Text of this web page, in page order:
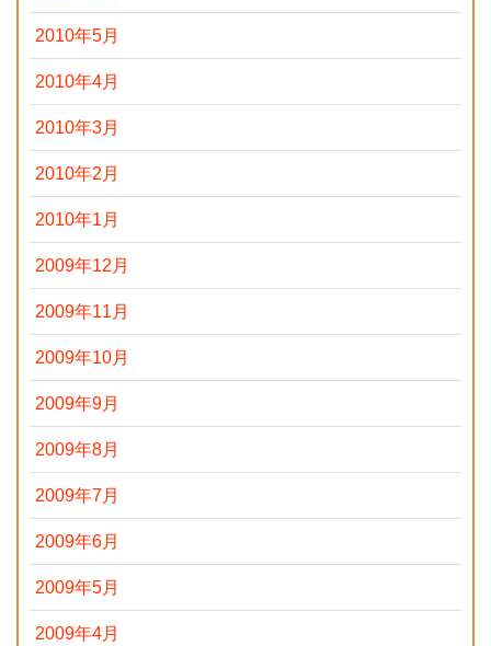
2010年5月
2010年4月
2010年3月
2010年2月
2010年1月
2009年12月
2009年11月
2009年10月
2009年9月
2009年8月
2009年7月
2009年6月
2009年5月
2009年4月